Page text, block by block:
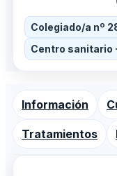
Colegiado/a nº
Centro sanitario ·
Información
Tratamientos